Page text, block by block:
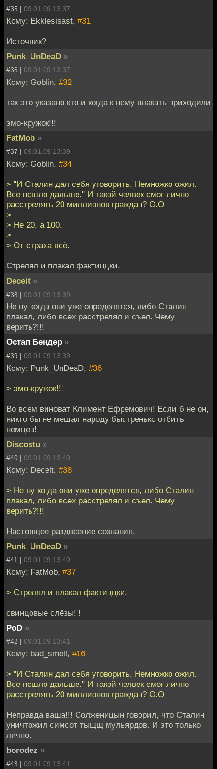
#35 | 09.01.09 13:37
Кому: Ekklesisast, #31
Источник?
Punk_UnDeaD »
#36 | 09.01.09 13:37
Кому: Goblin, #32
так это указано кто и когда к нему плакать приходили
эмо-кружок!!!
FatMob »
#37 | 09.01.09 13:39
Кому: Goblin, #34
> "И Сталин дал себя уговорить. Немножко ожил.
Все пошло дальше." И такой челвек смог лично
расстрелять 20 миллионов граждан? О.О
>
> Не 20, а 100.
>
> От страха всё.
Стрелял и плакал фактиццки.
Deceit »
#38 | 09.01.09 13:39
Не ну когда они уже определятся, либо Сталин
плакал, либо всех расстрелял и съел. Чему
верить?!!!
Остап Бендер »
#39 | 09.01.09 13:39
Кому: Punk_UnDeaD, #36
> эмо-кружок!!!
Во всем виноват Климент Ефремович! Если б не он,
никто бы не мешал народу быстренько отбить
немцев!
Discostu »
#40 | 09.01.09 13:40
Кому: Deceit, #38
> Не ну когда они уже определятся, либо Сталин
плакал, либо всех расстрелял и съел. Чему
верить?!!!
Настоящее раздвоение сознания.
Punk_UnDeaD »
#41 | 09.01.09 13:40
Кому: FatMob, #37
> Стрелял и плакал фактиццки.
свинцовые слёзы!!!
PoD »
#42 | 09.01.09 13:41
Кому: bad_smell, #16
> "И Сталин дал себя уговорить. Немножко ожил.
Все пошло дальше." И такой челвек смог лично
расстрелять 20 миллионов граждан? О.О
Неправда ваша!!! Солженицын говорил, что Сталин
уничтожил симсот тыщщ мульярдов. И это только
лично.
borodez »
#43 | 09.01.09 13:41